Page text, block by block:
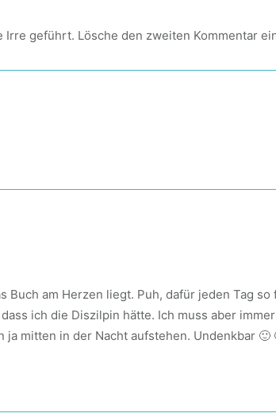
Irre geführt. Lösche den zweiten Kommentar
Buch am Herzen liegt. Puh, dafür jeden Tag
ich die Diszilpin hätte. Ich muss aber
ja mitten in der Nacht aufstehen. Undenkbar 🙂